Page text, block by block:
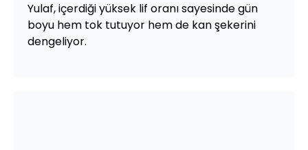
Yulaf, içerdiği yüksek lif oranı sayesinde gün
boyu hem tok tutuyor hem de kan şekerini
dengeliyor.